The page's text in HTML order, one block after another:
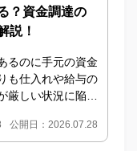
？資金調達の
説！
るのに手元の資金
も仕入れや給与の
しい状況に陥る
公開日：2026.07.28